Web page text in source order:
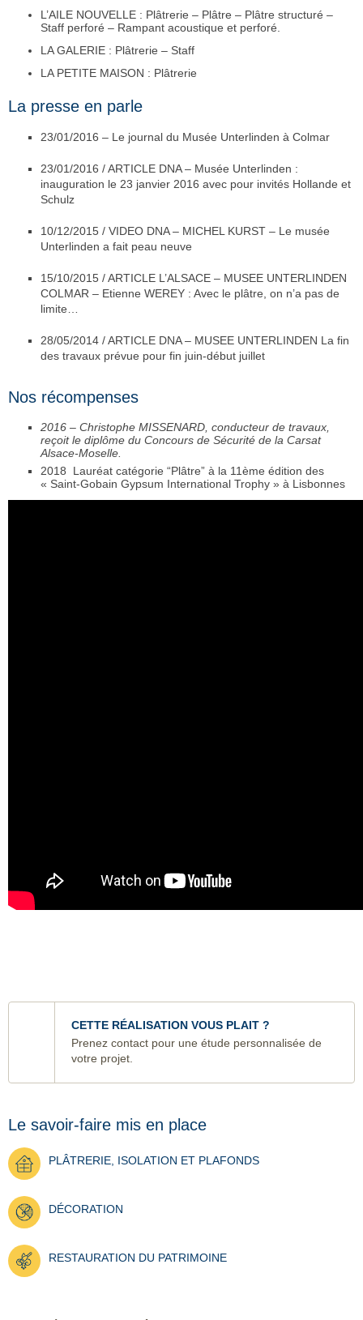
L’AILE NOUVELLE : Plâtrerie – Plâtre – Plâtre structuré –
Staff perforé – Rampant acoustique et perforé.
LA GALERIE : Plâtrerie – Staff
LA PETITE MAISON : Plâtrerie
La presse en parle
23/01/2016 – Le journal du Musée Unterlinden à Colmar
23/01/2016 / ARTICLE DNA – Musée Unterlinden :
inauguration le 23 janvier 2016 avec pour invités Hollande et
Schulz
10/12/2015 / VIDEO DNA – MICHEL KURST – Le musée
Unterlinden a fait peau neuve
15/10/2015 / ARTICLE L’ALSACE – MUSEE UNTERLINDEN
COLMAR – Etienne WEREY : Avec le plâtre, on n’a pas de
limite…
28/05/2014 / ARTICLE DNA – MUSEE UNTERLINDEN La fin
des travaux prévue pour fin juin-début juillet
Nos récompenses
2016 – Christophe MISSENARD, conducteur de travaux,
reçoit le diplôme du Concours de Sécurité de la Carsat
Alsace-Moselle.
2018 Lauréat catégorie “Plâtre” à la 11ème édition des
« Saint-Gobain Gypsum International Trophy » à Lisbonnes
CETTE RÉALISATION VOUS PLAIT ?
Prenez contact pour une étude personnalisée de
votre projet.
Le savoir-faire mis en place
PLÂTRERIE, ISOLATION ET PLAFONDS
DÉCORATION
RESTAURATION DU PATRIMOINE